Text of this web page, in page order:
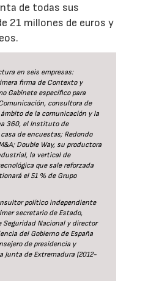
de todas sus
21 millones de euros y
en seis empresas:
firma de Contexto y
Gabinete específico para
consultora de
de la comunicación y la
360, el Instituto de
de encuestas; Redondo
Double Way, su productora
la vertical de
que sale reforzada
el 51 % de Grupo
político independiente
secretario de Estado,
Seguridad Nacional y director
del Gobierno de España
de presidencia y
Junta de Extremadura (2012-